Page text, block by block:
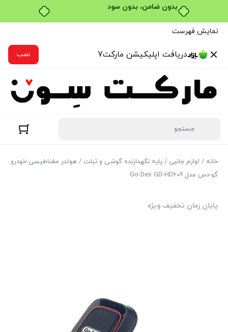
خرید قسطی با ترب‌پی
نمایش فهرست
دریافت اپلیکیشن مارکت7 نصب
خانه / لوازم جانبی / پایه نگهدارنده گوشی و تبلت / هولدر مغناطیسی خودرو
گو-دس مدل Go-Des GD-HD609
پایان زمان تخفیف ویژه